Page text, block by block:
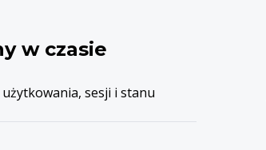
w czasie
użytkowania, sesji i stanu